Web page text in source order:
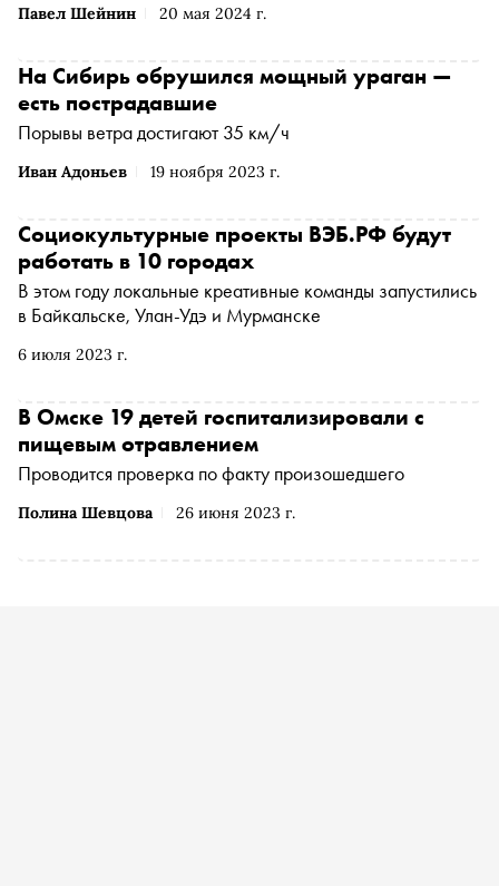
Павел Шейнин 20 мая 2024 г.
Иван Адоньев 19 ноября 2023 г.
На Сибирь обрушился мощный ураган —
есть пострадавшие
Порывы ветра достигают 35 км/ч
6 июля 2023 г.
Социокультурные проекты ВЭБ.РФ будут
работать в 10 городах
В этом году локальные креативные команды запустились
в Байкальске, Улан-Удэ и Мурманске
Полина Шевцова 26 июня 2023 г.
В Омске 19 детей госпитализировали с
пищевым отравлением
Проводится проверка по факту произошедшего